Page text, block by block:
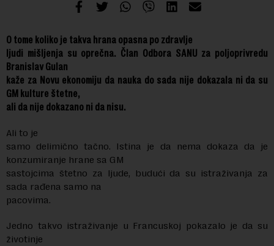
O tome koliko je takva hrana opasna po zdravlje
ljudi mišljenja su oprečna. Član Odbora SANU za poljoprivredu
Branislav Gulan
kaže za Novu ekonomiju da nauka do sada nije dokazala ni da su
GM kulture štetne,
ali da nije dokazano ni da nisu.
Ali to je
samo delimično tačno. Istina je da nema dokaza da je
konzumiranje hrane sa GM
sastojcima štetno za ljude, budući da su istraživanja za
sada rađena samo na
pacovima.
Jedno takvo istraživanje u Francuskoj pokazalo je da su
životinje